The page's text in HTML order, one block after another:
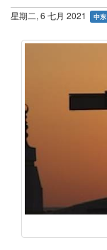
星期二, 6 七月 2021 中东